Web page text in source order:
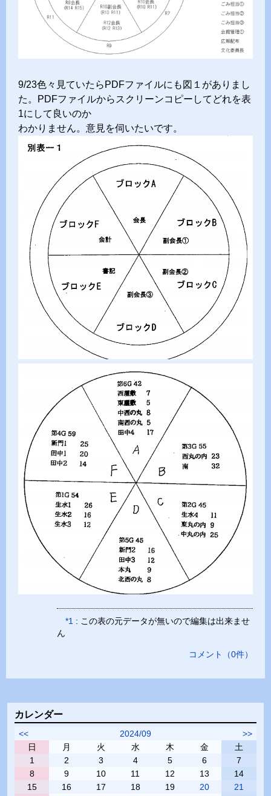
9/23色々見ていたらPDFファイルにも図１がありまし
た。PDFファイルからスクリーンコピーしてどれを表
1にして良いのか
わかりません。意見を伺いたいです。
*1 : この表の元データが無いので編集は出来ませ
ん
コメント （0件）
カレンダー
<< 2024/09
>>
日
月 火 水 木 金
土
1
2 3 4 5 6
7
8
9 10 11 12 13
14
15
16 17 18 19 20
21